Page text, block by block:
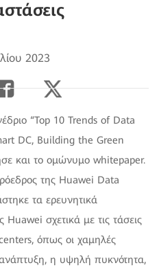
2023
“Top 10 Trends of Data
DC, Building the Green
και το ομώνυμο whitepaper.
της Huawei Data
τα ερευνητικά
Huawei σχετικά με τις τάσεις
όπως οι χαμηλές
η υψηλή πυκνότητα,